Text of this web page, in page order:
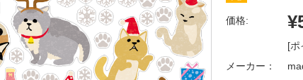
価格:
[ポ
メーカー：